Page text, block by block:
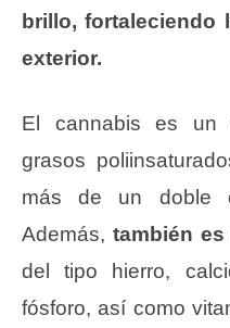
brillo, fortaleciendo
exterior.
El cannabis es un
grasos
más de un doble
Además, también
del tipo hierro,
fósforo, así como